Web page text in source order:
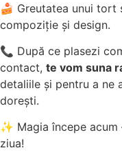
🍰 Greutatea unui tort
compoziție și design.
📞 După ce plasezi
contact, te vom suna
detaliile și pentru a ne
dorești.
✨ Magia începe
ziua!